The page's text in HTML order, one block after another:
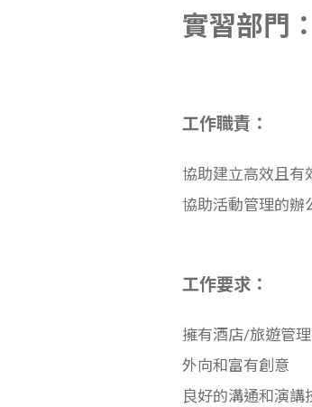
實習部門
工作職責：
協助建立高效且有
協助活動管理的辦
工作要求：
擁有酒店/旅遊管
外向和富有創意
良好的溝通和演講